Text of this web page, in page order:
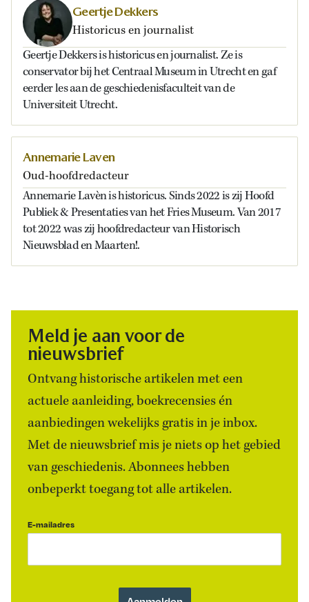
Geertje Dekkers
Historicus en journalist
Geertje Dekkers is historicus en journalist. Ze is
conservator bij het Centraal Museum in Utrecht en gaf
eerder les aan de geschiedenisfaculteit van de
Universiteit Utrecht.
Annemarie Laven
Oud-hoofdredacteur
Annemarie Lavèn is historicus. Sinds 2022 is zij Hoofd
Publiek & Presentaties van het Fries Museum. Van 2017
tot 2022 was zij hoofdredacteur van Historisch
Nieuwsblad en Maarten!.
Meld je aan voor de
nieuwsbrief
Ontvang historische artikelen met een
actuele aanleiding, boekrecensies én
aanbiedingen wekelijks gratis in je inbox.
Met de nieuwsbrief mis je niets op het gebied
van geschiedenis. Abonnees hebben
onbeperkt toegang tot alle artikelen.
E-mailadres